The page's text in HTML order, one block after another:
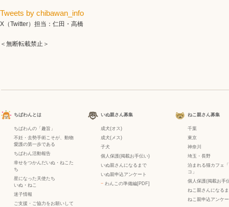
Tweets by chibawan_info
X（Twitter）担当：仁田・高橋
＜無断転載禁止＞
ちばわんとは
ちばわんの「趣旨」
不妊・去勢手術こそが、動物
愛護の第一歩である
ちばわん活動報告
幸せをつかんだいぬ・ねこた
ち
星になった天使たち
いぬ ・ ねこ
迷子情報
ご支援・ご協力をお願いして
いぬ親さん募集
成犬(オス)
成犬(メス)
子犬
個人保護(掲載お手伝い)
いぬ親さんになるまで
いぬ親申込アンケート
− わんこの準備編[PDF]
ねこ親さん募集
千葉
東京
神奈川
埼玉・長野
泊まれる猫カフェ
コ」
個人保護(掲載お手
ねこ親さんになる
ねこ親申込アンケ